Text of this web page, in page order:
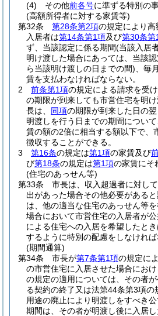
(4)
その他前各号に準ずる特別の
(高額所得者に対する家賃等)
第32条
第28条第2項の規定により
入居者は第14条第1項及び第30条第
ず、当該認定に係る期間(当該入居
明け渡した場合にあっては、当該
ら当該明け渡しの日までの間) 、毎
賃を支払わなければならない。
2
前条第1項の規定による請求を受
の期限が到来しても市営住宅を明
長は、 同項の期限が到来した日の
明渡しを行う日までの期間につい
賃の額の2倍に相当する額以下で、
徴収することができる。
3
第16条の規定は第1項の家賃及び
び第18条の規定は第1項の家賃にそ
(住宅のあっせん等)
第33条
市長は、収入超過者に対し
出があった場合その他必要がある
は、他の適当な住宅のあっせん等を
場合において市営住宅の入居者が
による住宅への入居を希望したと
するように特別の配慮をしなければ
(期間通算)
第34条
市長が第7条第1項の規定に
の市営住宅に入居させた場合におけ
の規定の適用については、その者
る契約の終了又は法第44条第3項の
用途の廃止により明渡しをすべき
期間は、その者が明渡し後に入居